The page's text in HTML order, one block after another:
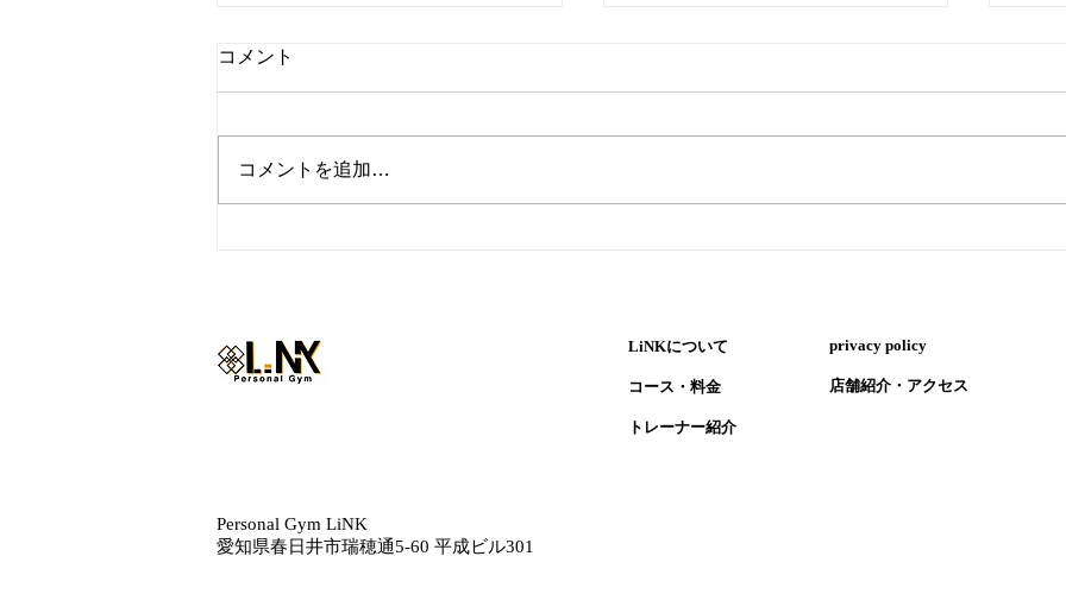
コメント
コメントを追加…
LiNKについて
コース・​料金
​トレーナー紹介
​privacy policy
​店舗紹介・アクセス
Personal Gym LiNK
愛知県春日井市瑞穂通5‐60 平成ビル301